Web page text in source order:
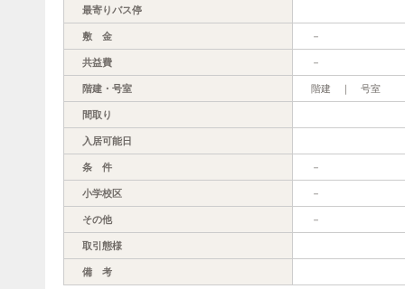
最寄りバス停
敷 金 －
共益費 －
階建・号室 階建 ｜ 号室
間取り
入居可能日
条 件 －
小学校区 －
その他 －
取引態様
備 考